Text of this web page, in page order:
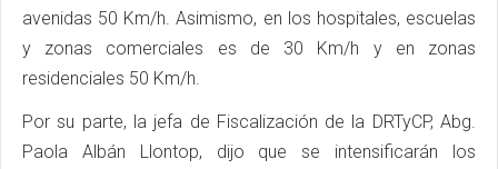
avenidas 50 Km/h. Asimismo, en los hospitales, escuelas
y zonas comerciales es de 30 Km/h y en zonas
residenciales 50 Km/h.
Por su parte, la jefa de Fiscalización de la DRTyCP, Abg.
Paola Albán Llontop, dijo que se intensificarán los